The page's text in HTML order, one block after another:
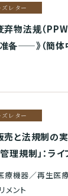
ズレター
弃物法规（
备——》（簡体
ズレター
売と法規制の
理規制」：ラ
療機器／再生医
メント